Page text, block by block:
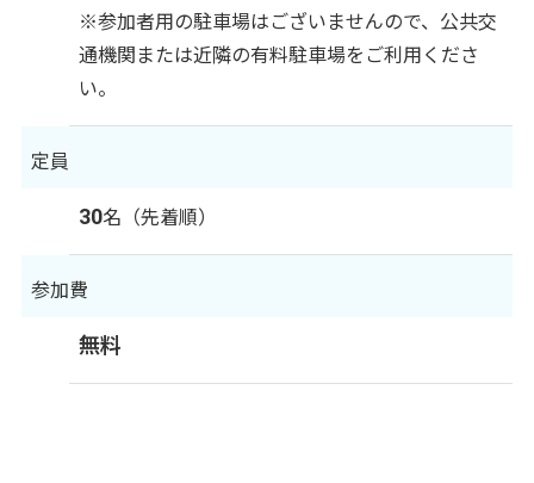
※参加者用の駐車場はございませんので、公共交
通機関または近隣の有料駐車場をご利用くださ
い。
定員
30名（先着順）
参加費
無料